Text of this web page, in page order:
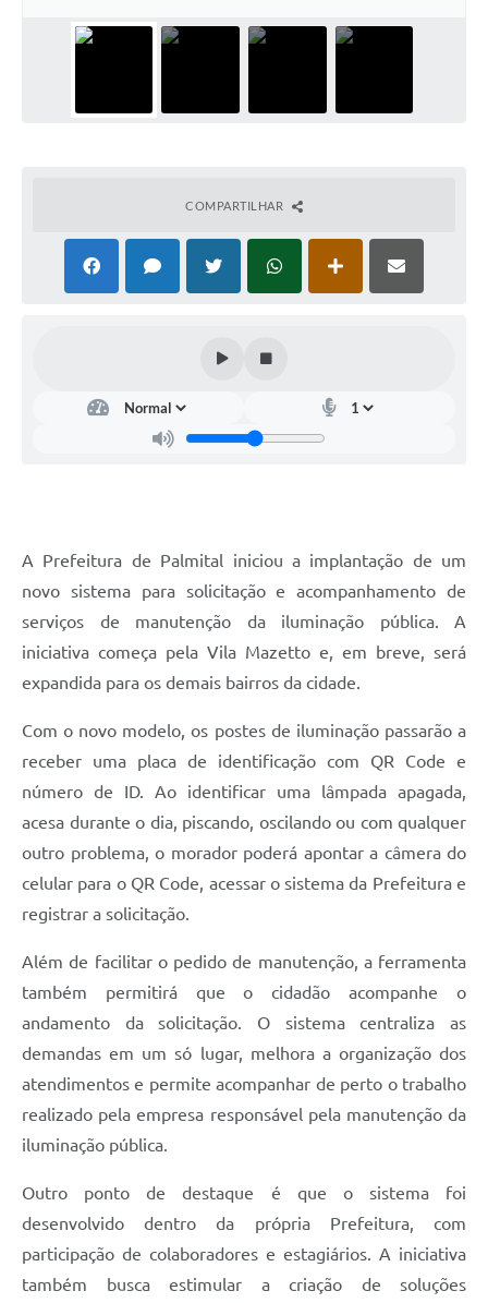
COMPARTILHAR
A Prefeitura de Palmital iniciou a implantação de um
novo sistema para solicitação e acompanhamento de
serviços de manutenção da iluminação pública. A
iniciativa começa pela Vila Mazetto e, em breve, será
expandida para os demais bairros da cidade.
Com o novo modelo, os postes de iluminação passarão a
receber uma placa de identificação com QR Code e
número de ID. Ao identificar uma lâmpada apagada,
acesa durante o dia, piscando, oscilando ou com qualquer
outro problema, o morador poderá apontar a câmera do
celular para o QR Code, acessar o sistema da Prefeitura e
registrar a solicitação.
Além de facilitar o pedido de manutenção, a ferramenta
também permitirá que o cidadão acompanhe o
andamento da solicitação. O sistema centraliza as
demandas em um só lugar, melhora a organização dos
atendimentos e permite acompanhar de perto o trabalho
realizado pela empresa responsável pela manutenção da
iluminação pública.
Outro ponto de destaque é que o sistema foi
desenvolvido dentro da própria Prefeitura, com
participação de colaboradores e estagiários. A iniciativa
também busca estimular a criação de soluções